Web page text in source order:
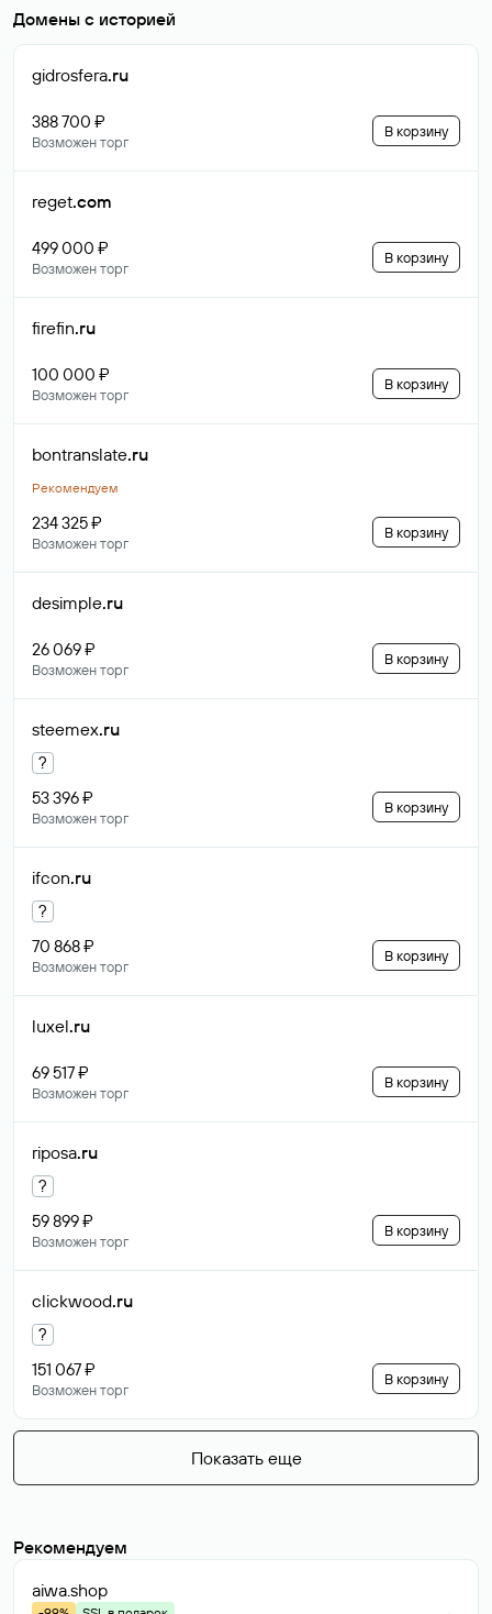
Домены с историей
gidrosfera.ru
388 700 ₽
Возможен торг
В корзину
reget.com
499 000 ₽
Возможен торг
В корзину
firefin.ru
100 000 ₽
Возможен торг
В корзину
bontranslate.ru
Рекомендуем
234 325 ₽
Возможен торг
В корзину
desimple.ru
26 069 ₽
Возможен торг
В корзину
steemex.ru
?
53 396 ₽
Возможен торг
В корзину
ifcon.ru
?
70 868 ₽
Возможен торг
В корзину
luxel.ru
69 517 ₽
Возможен торг
В корзину
riposa.ru
?
59 899 ₽
Возможен торг
В корзину
clickwood.ru
?
151 067 ₽
Возможен торг
В корзину
Показать еще
Рекомендуем
aiwa.shop